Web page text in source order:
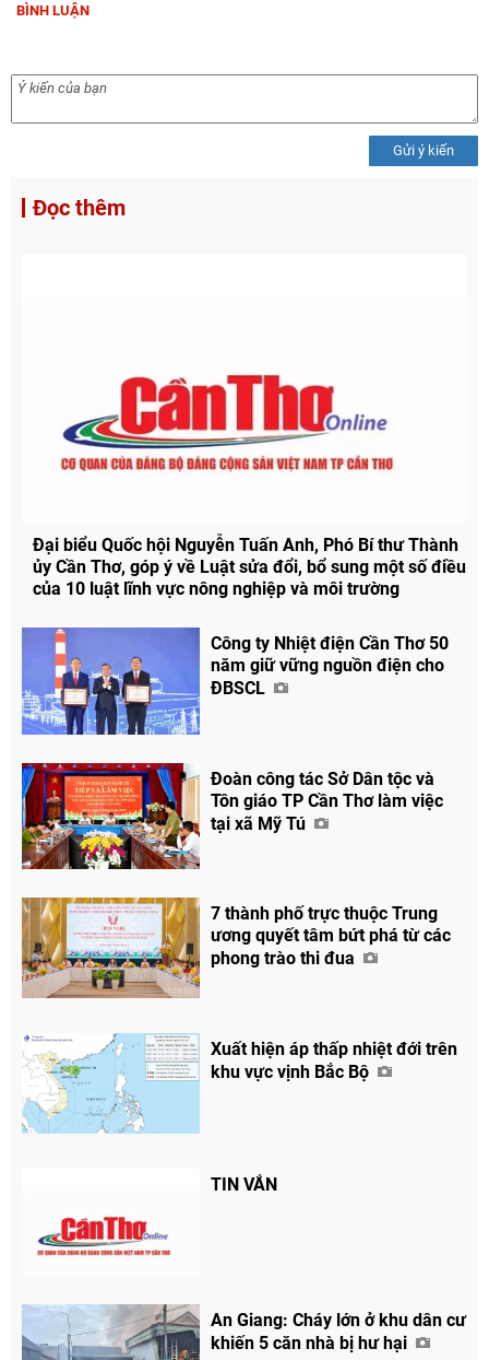
BÌNH LUẬN
Gửi ý kiến
Đọc thêm
Đại biểu Quốc hội Nguyễn Tuấn Anh, Phó Bí thư Thành
ủy Cần Thơ, góp ý về Luật sửa đổi, bổ sung một số điều
của 10 luật lĩnh vực nông nghiệp và môi trường
Công ty Nhiệt điện Cần Thơ 50
năm giữ vững nguồn điện cho
ĐBSCL
Đoàn công tác Sở Dân tộc và
Tôn giáo TP Cần Thơ làm việc
tại xã Mỹ Tú
7 thành phố trực thuộc Trung
ương quyết tâm bứt phá từ các
phong trào thi đua
Xuất hiện áp thấp nhiệt đới trên
khu vực vịnh Bắc Bộ
TIN VẮN
An Giang: Cháy lớn ở khu dân cư
khiến 5 căn nhà bị hư hại